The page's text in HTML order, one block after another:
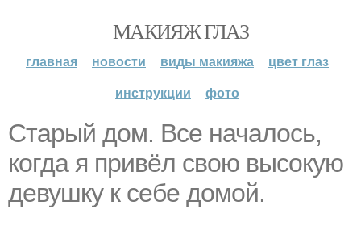
МАКИЯЖ ГЛАЗ
главная новости виды макияжа
цвет глаз
инструкции
фото
Старый дом. Все началось,
когда я привёл свою высокую
девушку к себе домой.